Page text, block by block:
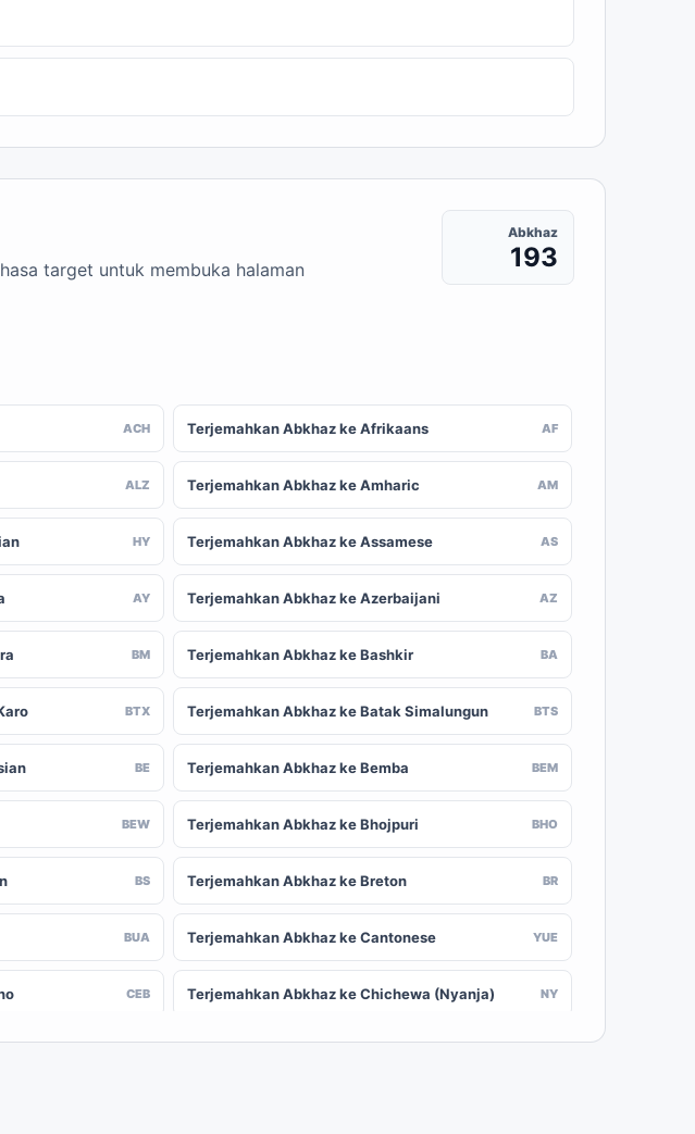
target untuk membuka halaman
Abkhaz
193
ACH Terjemahkan Abkhaz ke Afrikaans AF
ALZ Terjemahkan Abkhaz ke Amharic AM
HY Terjemahkan Abkhaz ke Assamese AS
AY Terjemahkan Abkhaz ke Azerbaijani AZ
BM Terjemahkan Abkhaz ke Bashkir BA
BTX Terjemahkan Abkhaz ke Batak Simalungun BTS
BE Terjemahkan Abkhaz ke Bemba BEM
BEW Terjemahkan Abkhaz ke Bhojpuri BHO
BS Terjemahkan Abkhaz ke Breton BR
BUA Terjemahkan Abkhaz ke Cantonese YUE
CEB Terjemahkan Abkhaz ke Chichewa (Nyanja) NY